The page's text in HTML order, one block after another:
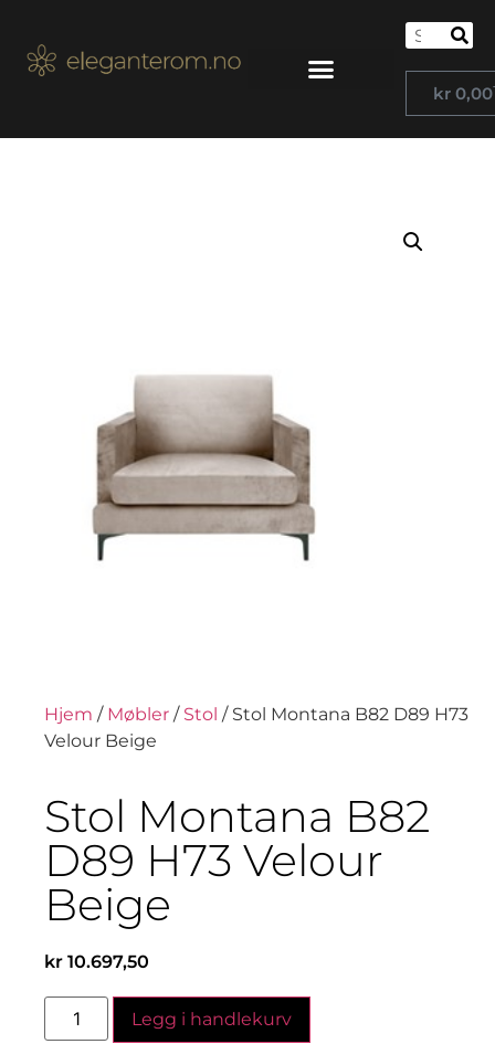
kr0,00
Hjem / Møbler / Stol / Stol Montana B82 D89 H73
Velour Beige
Stol Montana B82
D89 H73 Velour
Beige
kr 10.697,50
Legg i handlekurv